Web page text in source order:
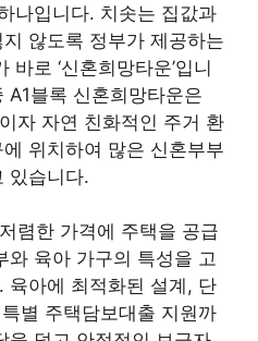
나입니다. 치솟는 집값과
않도록 정부가 제공하는
로 ‘신혼희망타운’입니
A1블록 신혼희망타운은
자 자연 친화적인 주거 환
위치하여 많은 신혼부부
있습니다.
렴한 가격에 주택을 공급
와 육아 가구의 특성을 고
육아에 최적화된 설계, 단
별 주택담보대출 지원까